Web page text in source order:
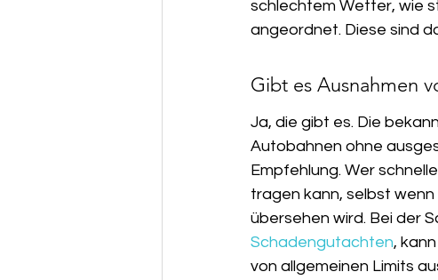
schlechtem Wetter, wie
angeordnet. Diese sind
Gibt es Ausnahmen
Ja, die gibt es. Die
Autobahnen ohne
Empfehlung. Wer
tragen kann, selbst
übersehen wird. Bei der
Schadengutachten,
von allgemeinen Limits